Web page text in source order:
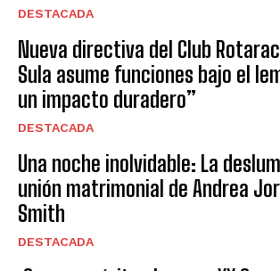
DESTACADA
Nueva directiva del Club
Sula asume funciones bajo el
un impacto duradero”
DESTACADA
Una noche inolvidable: La
unión matrimonial de Andrea
Smith
DESTACADA